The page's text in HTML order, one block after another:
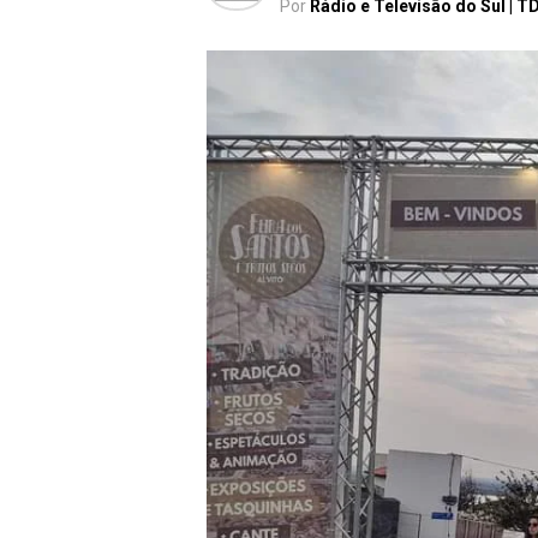
Por Rádio e Televisão do Sul |